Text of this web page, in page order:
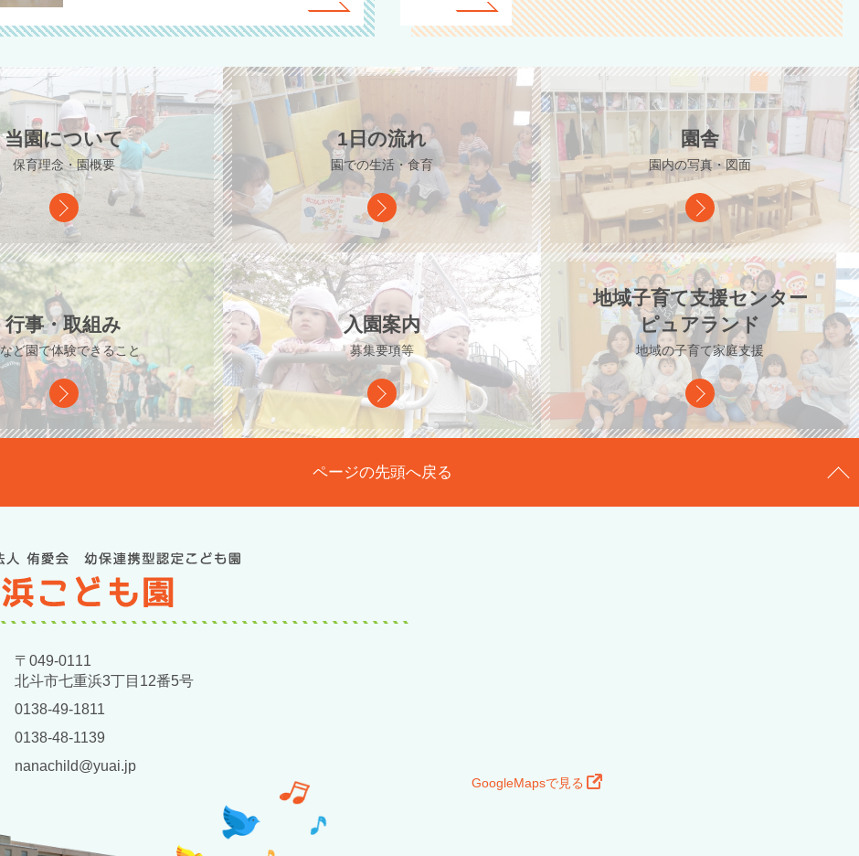
当園について
保育理念・園概要
1日の流れ
園での生活・食育
園舎
園内の写真・図面
行事・取組み
ど園で体験できること
入園案内
募集要項等
地域子育て支援センター
ピュアランド
地域の子育て家庭支援
ページの先頭へ戻る
〒049-0111
北斗市七重浜3丁目12番5号
0138-49-1811
0138-48-1139
nanachild@yuai.jp
GoogleMapsで見る